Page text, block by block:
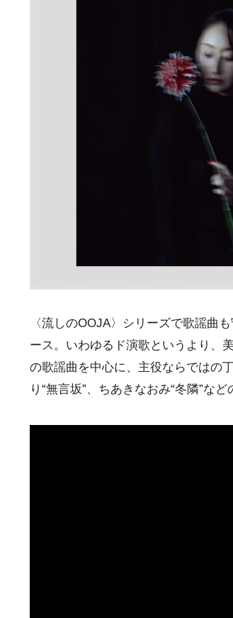
〈流しのOOJA〉シリーズで歌謡曲
ース。いわゆるド演歌というより、
の歌謡曲を中心に、主役ならではの
り“無言坂”、ちあきなおみ“冬隣”など